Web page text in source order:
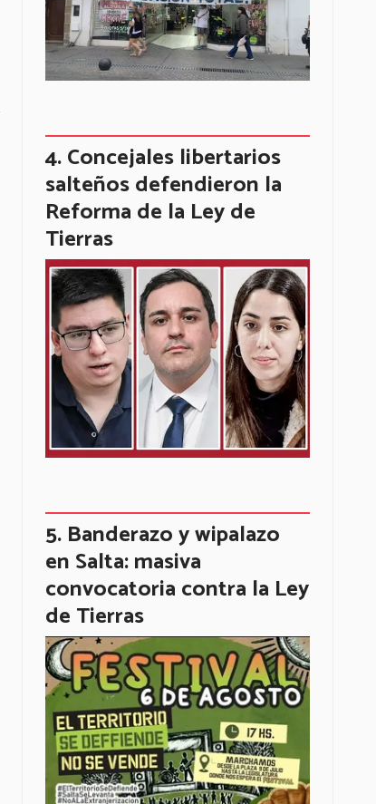
Concejales libertarios
salteños defendieron la
Reforma de la Ley de
Tierras
Banderazo y wipalazo
en Salta: masiva
convocatoria contra la Ley
de Tierras